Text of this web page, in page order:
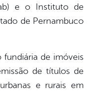
e o Instituto de
de Pernambuco
fundiária de imóveis
de títulos de
e rurais em